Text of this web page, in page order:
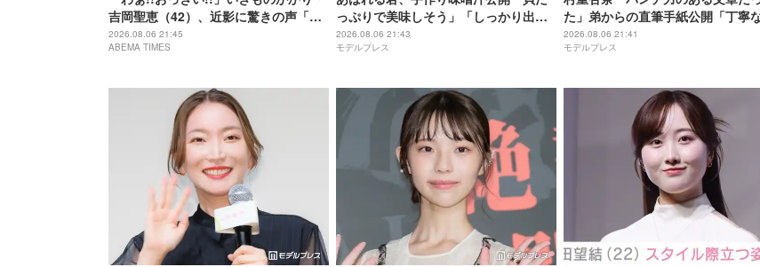
吉岡聖恵（42）、近影に驚きの声「な
にこれ…大好き」「なんか親近感が」
2026.08.06 21:45
ABEMA TIMES
っぷりで美味しそう」「しっかり出汁
が出てそう」の声
2026.08.06 21:43
モデルプレス
た」弟からの直筆手紙公開「丁寧
字」「読みやすい」と反響
2026.08.06 21:41
モデルプレス